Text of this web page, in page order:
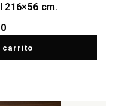
216×56 cm.
carrito